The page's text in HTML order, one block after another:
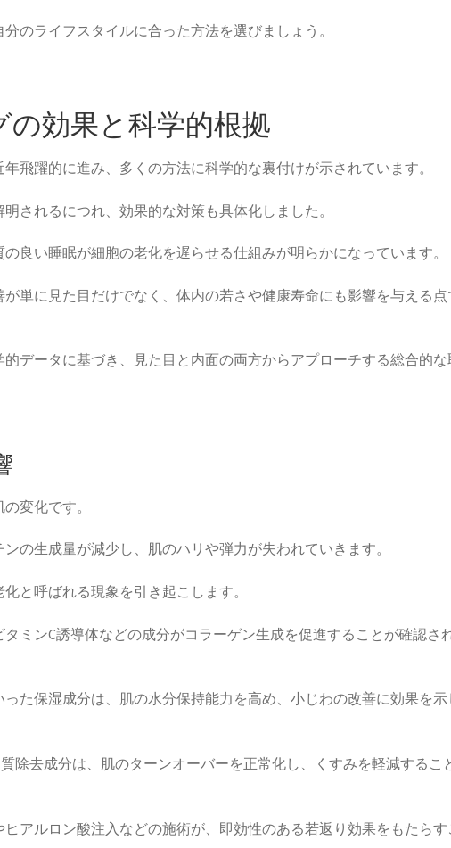
のライフスタイルに合った方法を選びましょう。
効果と科学的根拠
飛躍的に進み、多くの方法に科学的な裏付けが示されています。
されるにつれ、効果的な対策も具体化しました。
良い睡眠が細胞の老化を遅らせる仕組みが明らかになっています。
単に見た目だけでなく、体内の若さや健康寿命にも影響を与える点
データに基づき、見た目と内面の両方からアプローチする総合的な
変化です。
の生成量が減少し、肌のハリや弾力が失われていきます。
と呼ばれる現象を引き起こします。
ミンC誘導体などの成分がコラーゲン生成を促進することが確認さ
た保湿成分は、肌の水分保持能力を高め、小じわの改善に効果を示
除去成分は、肌のターンオーバーを正常化し、くすみを軽減するこ
アルロン酸注入などの施術が、即効性のある若返り効果をもたらす